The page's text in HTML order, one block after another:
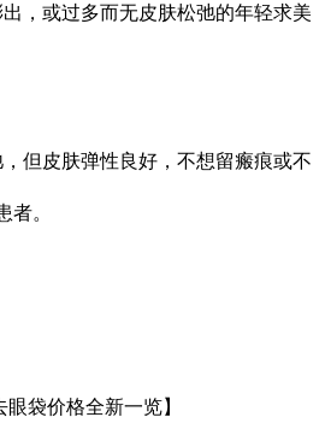
，或过多而无皮肤松弛的年轻求美
但皮肤弹性良好，不想留瘢痕或不
者。
袋价格全新一览】